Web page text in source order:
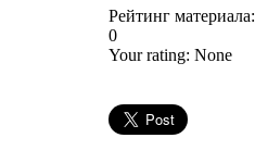
Рейтинг материала:
0
Your rating: None